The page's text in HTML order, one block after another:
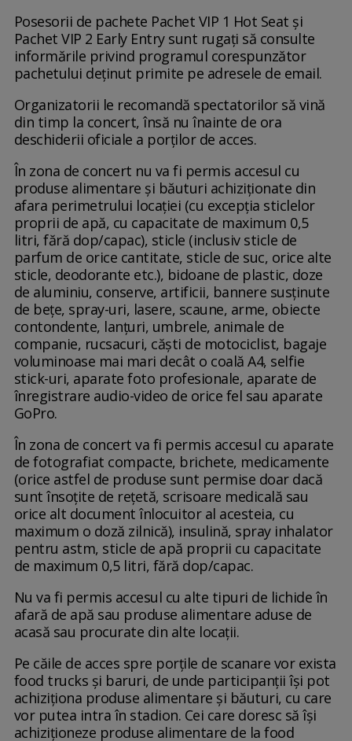
Posesorii de pachete Pachet VIP 1 Hot Seat şi
Pachet VIP 2 Early Entry sunt rugaţi să consulte
informările privind programul corespunzător
pachetului deţinut primite pe adresele de email.
Organizatorii le recomandă spectatorilor să vină
din timp la concert, însă nu înainte de ora
deschiderii oficiale a porţilor de acces.
În zona de concert nu va fi permis accesul cu
produse alimentare şi băuturi achiziţionate din
afara perimetrului locaţiei (cu excepţia sticlelor
proprii de apă, cu capacitate de maximum 0,5
litri, fără dop/capac), sticle (inclusiv sticle de
parfum de orice cantitate, sticle de suc, orice alte
sticle, deodorante etc.), bidoane de plastic, doze
de aluminiu, conserve, artificii, bannere susţinute
de beţe, spray-uri, lasere, scaune, arme, obiecte
contondente, lanţuri, umbrele, animale de
companie, rucsacuri, căşti de motociclist, bagaje
voluminoase mai mari decât o coală A4, selfie
stick-uri, aparate foto profesionale, aparate de
înregistrare audio-video de orice fel sau aparate
GoPro.
În zona de concert va fi permis accesul cu aparate
de fotografiat compacte, brichete, medicamente
(orice astfel de produse sunt permise doar dacă
sunt însoţite de reţetă, scrisoare medicală sau
orice alt document înlocuitor al acesteia, cu
maximum o doză zilnică), insulină, spray inhalator
pentru astm, sticle de apă proprii cu capacitate
de maximum 0,5 litri, fără dop/capac.
Nu va fi permis accesul cu alte tipuri de lichide în
afară de apă sau produse alimentare aduse de
acasă sau procurate din alte locaţii.
Pe căile de acces spre porţile de scanare vor exista
food trucks şi baruri, de unde participanţii îşi pot
achiziţiona produse alimentare şi băuturi, cu care
vor putea intra în stadion. Cei care doresc să îşi
achiziţioneze produse alimentare de la food